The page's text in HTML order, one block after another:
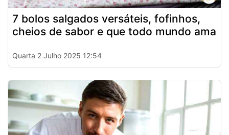
7 bolos salgados versáteis, fofinhos,
cheios de sabor e que todo mundo ama
Quarta 2 Julho 2025 12:54